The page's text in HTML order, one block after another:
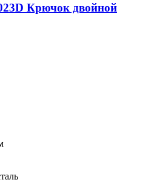
Крючок двойной